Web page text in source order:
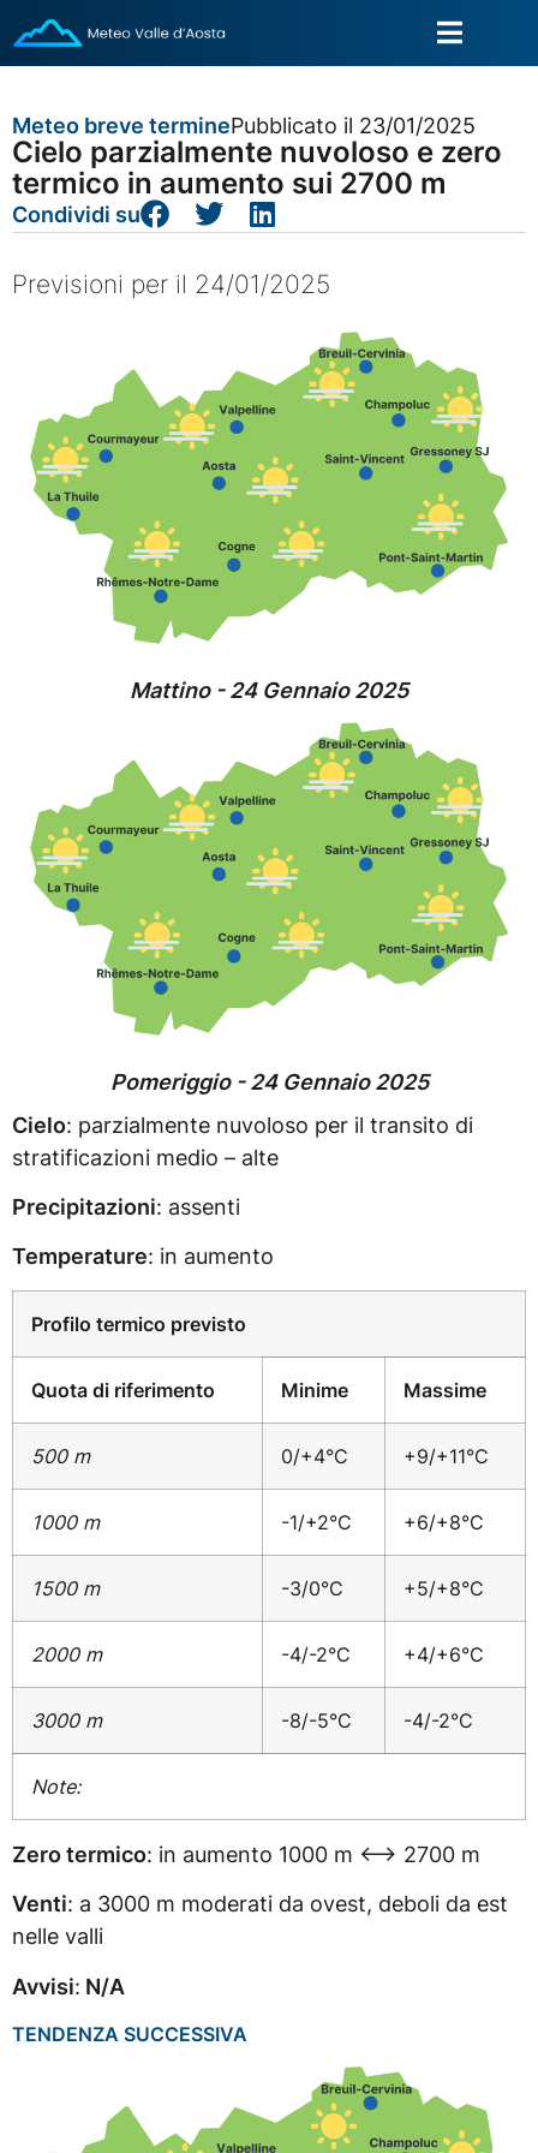
Meteo breve terminePubblicato il 23/01/2025
Cielo parzialmente nuvoloso e zero
termico in aumento sui 2700 m
Condividi su
Previsioni per il 24/01/2025
Mattino - 24 Gennaio 2025
Pomeriggio - 24 Gennaio 2025
Cielo: parzialmente nuvoloso per il transito di
stratificazioni medio – alte
Precipitazioni: assenti
Temperature: in aumento
Profilo termico previsto
Quota di riferimento Minime Massime
500 m 0/+4°C +9/+11°C
1000 m -1/+2°C +6/+8°C
1500 m -3/0°C +5/+8°C
2000 m -4/-2°C +4/+6°C
3000 m -8/-5°C -4/-2°C
Note:
Zero termico: in aumento 1000 m <–> 2700 m
Venti: a 3000 m moderati da ovest, deboli da est
nelle valli
Avvisi: N/A
TENDENZA SUCCESSIVA